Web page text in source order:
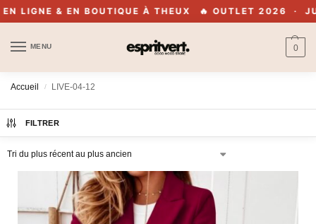
& EN BOUTIQUE À THEUX 🔥 OUTLET 2026 ·
MENU 0
Accueil / LIVE-04-12
FILTRER